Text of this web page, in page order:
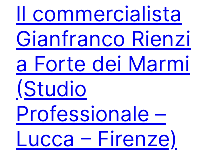
Il commercialista
Gianfranco Rienzi
a Forte dei Marmi
(Studio
Professionale –
Lucca – Firenze)